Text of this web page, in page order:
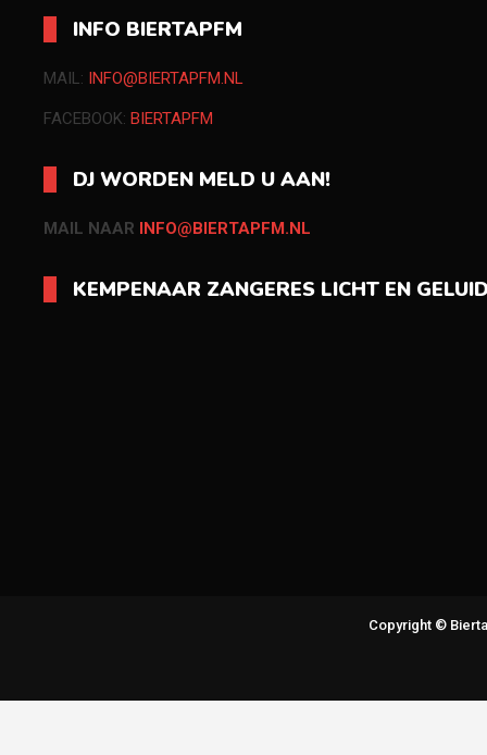
INFO BIERTAPFM
MAIL: INFO@BIERTAPFM.NL
FACEBOOK: BIERTAPFM
DJ WORDEN MELD U AAN!
MAIL NAAR INFO@BIERTAPFM.NL
KEMPENAAR ZANGERES LICHT EN
Copyright ©